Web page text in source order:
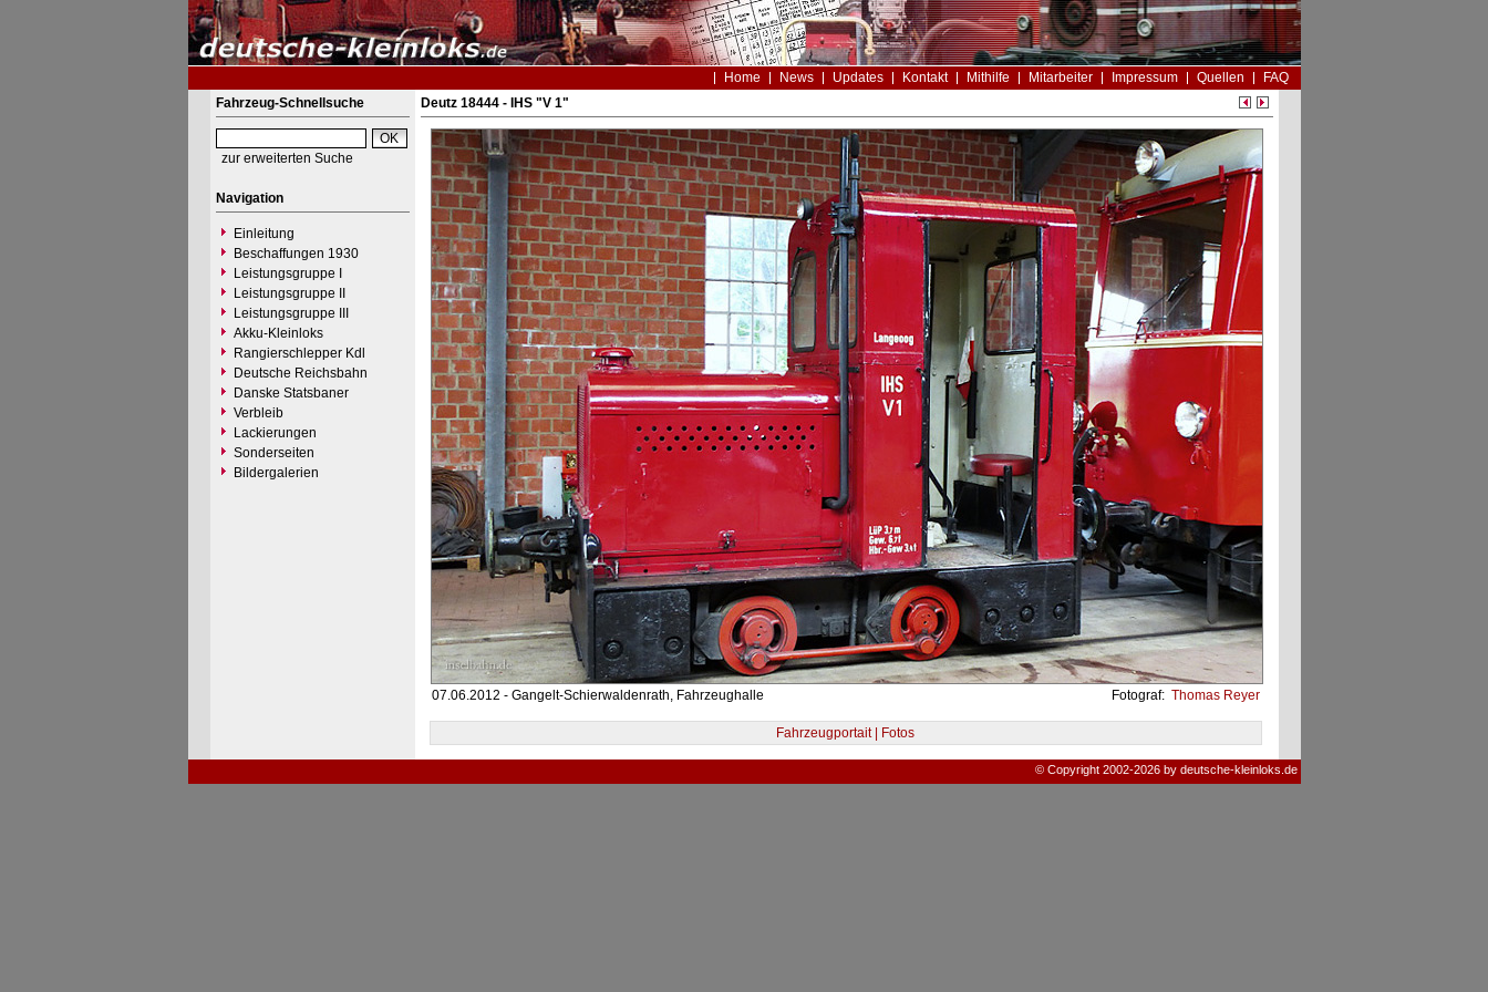
Home News Updates Kontakt Mithilfe Mitarbeiter Impressum Quellen
FAQ
Fahrzeug-Schnellsuche
zur erweiterten Suche
Navigation
Einleitung
Beschaffungen 1930
Leistungsgruppe I
Leistungsgruppe II
Leistungsgruppe III
Akku-Kleinloks
Rangierschlepper Kdl
Deutsche Reichsbahn
Danske Statsbaner
Verbleib
Lackierungen
Sonderseiten
Bildergalerien
Deutz 18444 - IHS "V 1"
07.06.2012 - Gangelt-Schierwaldenrath, Fahrzeughalle Fotograf: Thomas Reyer
Fahrzeugportait | Fotos
© Copyright 2002-2026 by deutsche-kleinloks.de